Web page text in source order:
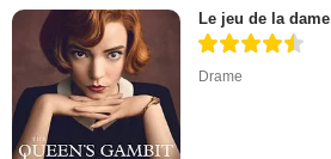
Le jeu de la dame
Drame